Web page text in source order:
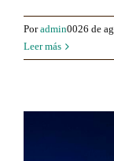
Poradmin0026 de
Leer más